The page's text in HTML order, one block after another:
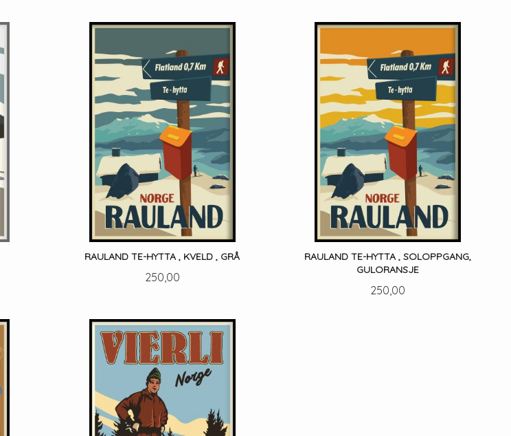
LES MER LES MER
RAULAND TE-HYTTA , KVELD , GRÅ
Pris
250,00
LES MER
RAULAND TE-HYTTA , SOLOPPGANG,
GULORANSJE
Pris
250,00